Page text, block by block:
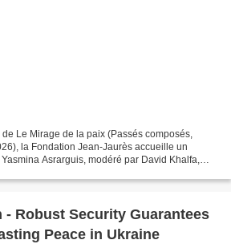
Le Mirage de la paix (Passés composés,
la Fondation Jean-Jaurès accueille un
Asrarguis, modéré par David Khalfa,
- Robust Security Guarantees
Peace in Ukraine